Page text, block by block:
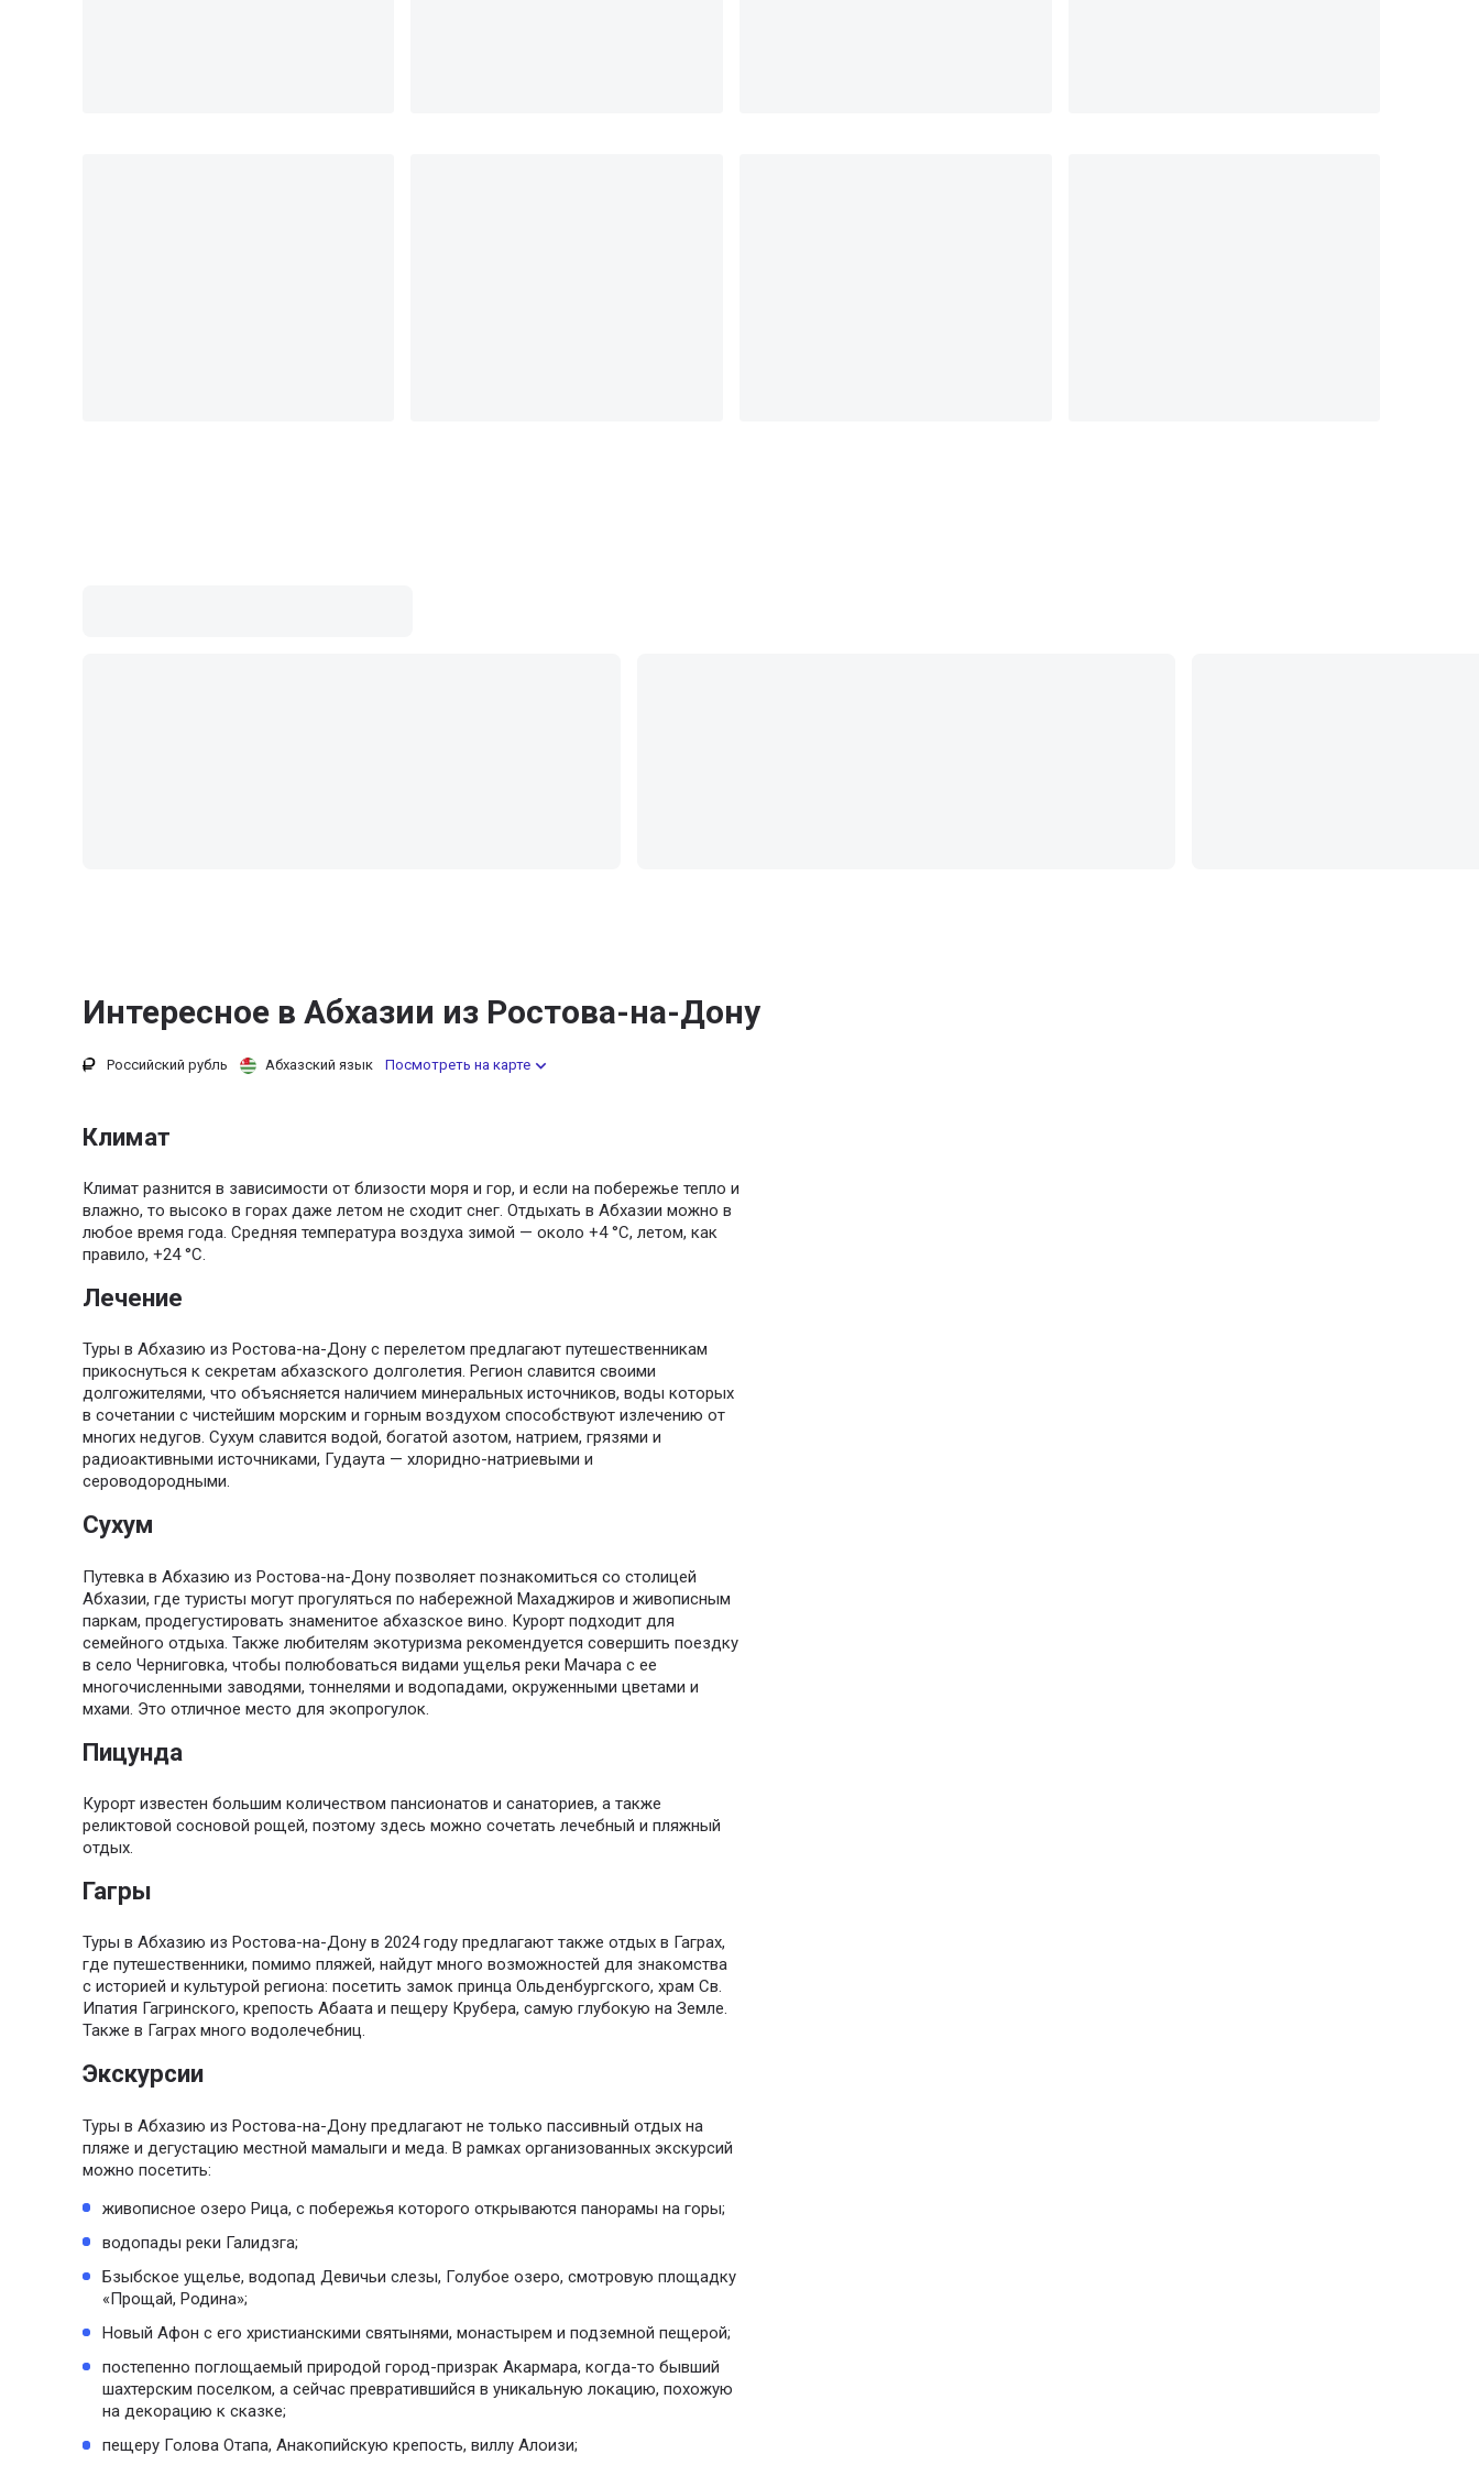
Интересное в Абхазии из Ростова-на-Дону
Российский рубль Абхазский язык Посмотреть на карте
Климат
Климат разнится в зависимости от близости моря и гор, и если на побережье тепло и
влажно, то высоко в горах даже летом не сходит снег. Отдыхать в Абхазии можно в
любое время года. Средняя температура воздуха зимой — около +4 °С, летом, как
правило, +24 °С.
Лечение
Туры в Абхазию из Ростова-на-Дону с перелетом предлагают путешественникам
прикоснуться к секретам абхазского долголетия. Регион славится своими
долгожителями, что объясняется наличием минеральных источников, воды которых
в сочетании с чистейшим морским и горным воздухом способствуют излечению от
многих недугов. Сухум славится водой, богатой азотом, натрием, грязями и
радиоактивными источниками, Гудаута — хлоридно-натриевыми и
сероводородными.
Сухум
Путевка в Абхазию из Ростова-на-Дону позволяет познакомиться со столицей
Абхазии, где туристы могут прогуляться по набережной Махаджиров и живописным
паркам, продегустировать знаменитое абхазское вино. Курорт подходит для
семейного отдыха. Также любителям экотуризма рекомендуется совершить поездку
в село Черниговка, чтобы полюбоваться видами ущелья реки Мачара с ее
многочисленными заводями, тоннелями и водопадами, окруженными цветами и
мхами. Это отличное место для экопрогулок.
Пицунда
Курорт известен большим количеством пансионатов и санаториев, а также
реликтовой сосновой рощей, поэтому здесь можно сочетать лечебный и пляжный
отдых.
Гагры
Туры в Абхазию из Ростова-на-Дону в 2024 году предлагают также отдых в Гаграх,
где путешественники, помимо пляжей, найдут много возможностей для знакомства
с историей и культурой региона: посетить замок принца Ольденбургского, храм Св.
Ипатия Гагринского, крепость Абаата и пещеру Крубера, самую глубокую на Земле.
Также в Гаграх много водолечебниц.
Экскурсии
Туры в Абхазию из Ростова-на-Дону предлагают не только пассивный отдых на
пляже и дегустацию местной мамалыги и меда. В рамках организованных экскурсий
можно посетить:
живописное озеро Рица, с побережья которого открываются панорамы на горы;
водопады реки Галидзга;
Бзыбское ущелье, водопад Девичьи слезы, Голубое озеро, смотровую площадку
«Прощай, Родина»;
Новый Афон с его христианскими святынями, монастырем и подземной пещерой;
постепенно поглощаемый природой город-призрак Акармара, когда-то бывший
шахтерским поселком, а сейчас превратившийся в уникальную локацию, похожую
на декорацию к сказке;
пещеру Голова Отапа, Анакопийскую крепость, виллу Алоизи;